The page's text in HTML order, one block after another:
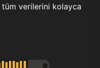
tüm verilerini kolayca